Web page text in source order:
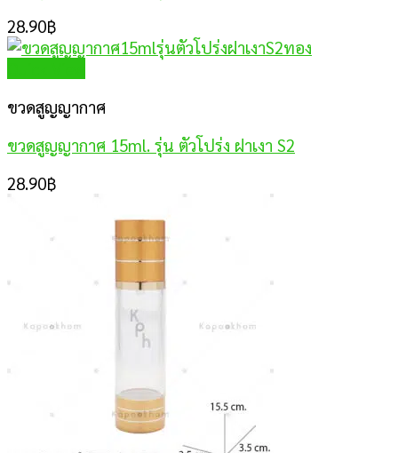
28.90฿
ขวดสูญญากาศ
ขวดสูญญากาศ 15ml. รุ่น ตัวโปร่ง ฝาเงา S2
28.90฿